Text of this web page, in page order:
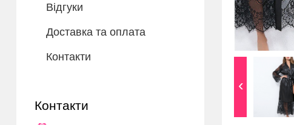
Відгуки
Доставка та оплата
Контакти
Контакти